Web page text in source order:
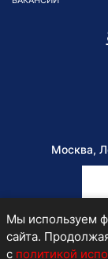
Москва,
Мы используем
сайта.
с политикой